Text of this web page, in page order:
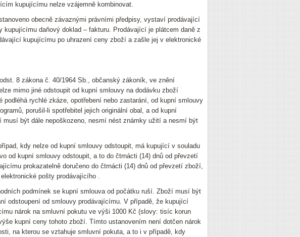
kupujícímu nelze vzájemně kombinovat.
obecně závaznými právními předpisy, vystaví prodávající
kupujícímu daňový doklad – fakturu. Prodávající je plátcem daně z
kupujícímu po uhrazení ceny zboží a zašle jej v elektronické
8 zákona č. 40/1964 Sb., občanský zákoník, ve znění
mimo jiné odstoupit od kupní smlouvy na dodávku zboží
rychlé zkáze, opotřebení nebo zastarání, od kupní smlouvy
porušil-li spotřebitel jejich originální obal, a od kupní
být dále nepoškozeno, nesmí nést známky užití a nesmí být
kdy nelze od kupní smlouvy odstoupit, má kupující v souladu
od kupní smlouvy odstoupit, a to do čtrnácti (14) dnů od převzetí
prokazatelně doručeno do čtrnácti (14) dnů od převzetí zboží,
pošty prodávajícího .
podmínek se kupní smlouva od počátku ruší. Zboží musí být
odstoupení od smlouvy prodávajícímu. V případě, že kupující
nárok na smluvní pokutu ve výši 1000 Kč (slovy: tisíc korun
kupní ceny tohoto zboží. Tímto ustanovením není dotčen nárok
na kterou se vztahuje smluvní pokuta, a to i v případě, kdy